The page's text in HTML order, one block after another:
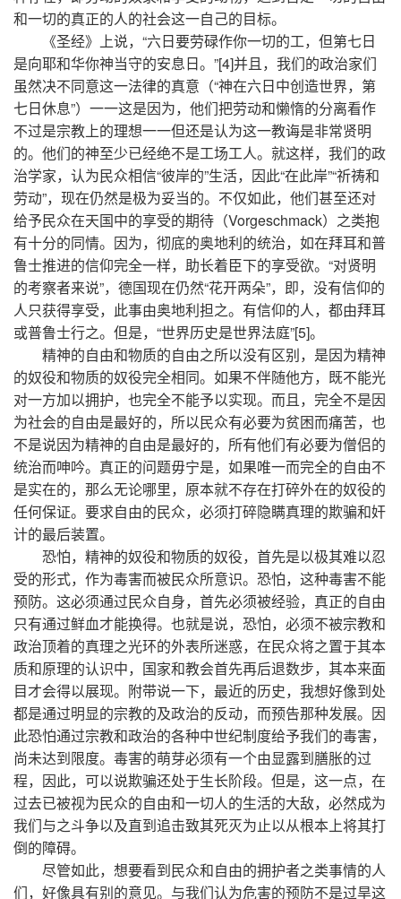
和一切的真正的人的社会这一自己的目标。
《圣经》上说，“六日要劳碌作你一切的工，但第七日
是向耶和华你神当守的安息日。”[4]并且，我们的政治家们
虽然决不同意这一法律的真意（“神在六日中创造世界，第
七日休息”）一一这是因为，他们把劳动和懒惰的分离看作
不过是宗教上的理想一一但还是认为这一教诲是非常贤明
的。他们的神至少已经绝不是工场工人。就这样，我们的政
治学家，认为民众相信“彼岸的”生活，因此“在此岸”“祈祷和
劳动”，现在仍然是极为妥当的。不仅如此，他们甚至还对
给予民众在天国中的享受的期待（Vorgeschmack）之类抱
有十分的同情。因为，彻底的奥地利的统治，如在拜耳和普
鲁士推进的信仰完全一样，助长着臣下的享受欲。“对贤明
的考察者来说”，德国现在仍然“花开两朵”，即，没有信仰的
人只获得享受，此事由奥地利担之。有信仰的人，都由拜耳
或普鲁士行之。但是，“世界历史是世界法庭”[5]。
精神的自由和物质的自由之所以没有区别，是因为精神
的奴役和物质的奴役完全相同。如果不伴随他方，既不能光
对一方加以拥护，也完全不能予以实现。而且，完全不是因
为社会的自由是最好的，所以民众有必要为贫困而痛苦，也
不是说因为精神的自由是最好的，所有他们有必要为僧侣的
统治而呻吟。真正的问题毋宁是，如果唯一而完全的自由不
是实在的，那么无论哪里，原本就不存在打碎外在的奴役的
任何保证。要求自由的民众，必须打碎隐瞒真理的欺骗和奸
计的最后装置。
恐怕，精神的奴役和物质的奴役，首先是以极其难以忍
受的形式，作为毒害而被民众所意识。恐怕，这种毒害不能
预防。这必须通过民众自身，首先必须被经验，真正的自由
只有通过鲜血才能换得。也就是说，恐怕，必须不被宗教和
政治顶着的真理之光环的外表所迷惑，在民众将之置于其本
质和原理的认识中，国家和教会首先再后退数步，其本来面
目才会得以展现。附带说一下，最近的历史，我想好像到处
都是通过明显的宗教的及政治的反动，而预告那种发展。因
此恐怕通过宗教和政治的各种中世纪制度给予我们的毒害，
尚未达到限度。毒害的萌芽必须有一个由显露到膳胀的过
程，因此，可以说欺骗还处于生长阶段。但是，这一点，在
过去已被视为民众的自由和一切人的生活的大敌，必然成为
我们与之斗争以及直到追击致其死灭为止以从根本上将其打
倒的障碍。
尽管如此，想要看到民众和自由的拥护者之类事情的人
们，好像具有别的意见。与我们认为危害的预防不是过旱这